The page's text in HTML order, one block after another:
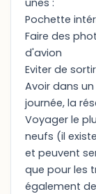
unes :
Pochette
Faire des
d'avion
Eviter de
Avoir dans
journée, la
Voyager le
neufs (il
et peuvent
que pour les
également